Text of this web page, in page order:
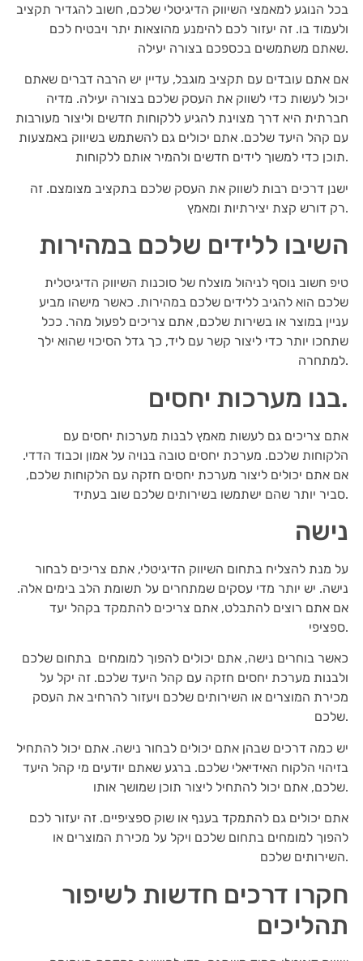
בכל הנוגע למאמצי השיווק הדיגיטלי שלכם, חשוב להגדיר תקציב
ולעמוד בו. זה יעזור לכם להימנע מהוצאות יתר ויבטיח לכם
שאתם משתמשים בכספכם בצורה יעילה.
אם אתם עובדים עם תקציב מוגבל, עדיין יש הרבה דברים שאתם
יכול לעשות כדי לשווק את העסק שלכם בצורה יעילה. מדיה
חברתית היא דרך מצוינת להגיע ללקוחות חדשים וליצור מעורבות
עם קהל היעד שלכם. אתם יכולים גם להשתמש בשיווק באמצעות
תוכן כדי למשוך לידים חדשים ולהמיר אותם ללקוחות.
ישנן דרכים רבות לשווק את העסק שלכם בתקציב מצומצם. זה
רק דורש קצת יצירתיות ומאמץ.
השיבו ללידים שלכם במהירות
טיפ חשוב נוסף לניהול מוצלח של סוכנות השיווק הדיגיטלית
שלכם הוא להגיב ללידים שלכם במהירות. כאשר מישהו מביע
עניין במוצר או בשירות שלכם, אתם צריכים לפעול מהר. ככל
שתחכו יותר כדי ליצור קשר עם ליד, כך גדל הסיכוי שהוא ילך
למתחרה.
בנו מערכות יחסים.
אתם צריכים גם לעשות מאמץ לבנות מערכות יחסים עם
הלקוחות שלכם. מערכת יחסים טובה בנויה על אמון וכבוד הדדי.
אם אתם יכולים ליצור מערכת יחסים חזקה עם הלקוחות שלכם,
סביר יותר שהם ישתמשו בשירותים שלכם שוב בעתיד.
נישה
על מנת להצליח בתחום השיווק הדיגיטלי, אתם צריכים לבחור
נישה. יש יותר מדי עסקים שמתחרים על תשומת הלב בימים אלה.
אם אתם רוצים להתבלט, אתם צריכים להתמקד בקהל יעד
ספציפי.
כאשר בוחרים נישה, אתם יכולים להפוך למומחים בתחום שלכם
ולבנות מערכת יחסים חזקה עם קהל היעד שלכם. זה יקל על
מכירת המוצרים או השירותים שלכם ויעזור להרחיב את העסק
שלכם.
יש כמה דרכים שבהן אתם יכולים לבחור נישה. אתם יכול להתחיל
בזיהוי הלקוח האידיאלי שלכם. ברגע שאתם יודעים מי קהל היעד
שלכם, אתם יכול להתחיל ליצור תוכן שמושך אותו.
אתם יכולים גם להתמקד בענף או שוק ספציפיים. זה יעזור לכם
להפוך למומחים בתחום שלכם ויקל על מכירת המוצרים או
השירותים שלכם.
חקרו דרכים חדשות לשיפור
תהליכים